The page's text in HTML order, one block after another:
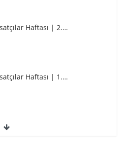
Haftası | 2.…
Haftası | 1.…
Haftası | 1.…